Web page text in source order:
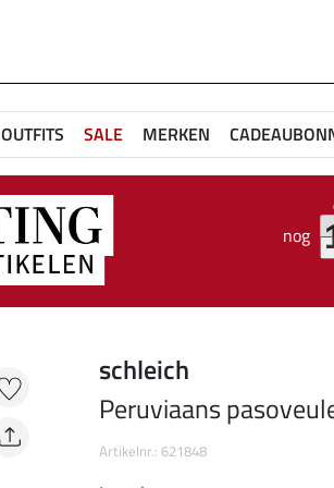
OUTFITS SALE MERKEN
nog
schleich
Peruviaans
Artikelnr.: 621848